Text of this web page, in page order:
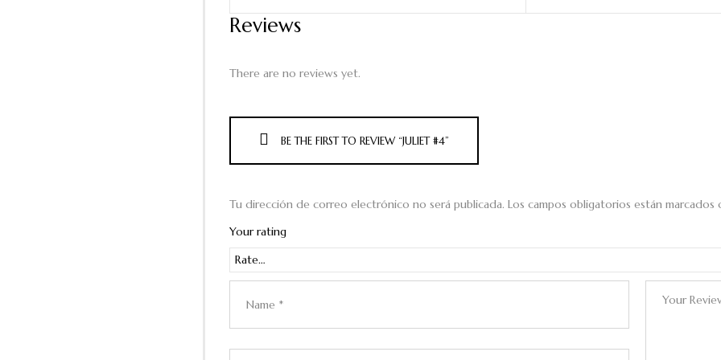
Reviews
There are no reviews yet.
BE THE FIRST TO REVIEW “JULIET #4”
Tu dirección de correo electrónico no será publicada. Los campos obligatorios están
Your rating